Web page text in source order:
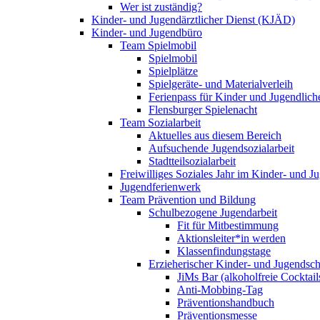
Wer ist zuständig?
Kinder- und Jugendärztlicher Dienst (KJÄD)
Kinder- und Jugendbüro
Team Spielmobil
Spielmobil
Spielplätze
Spielgeräte- und Materialverleih
Ferienpass für Kinder und
Flensburger Spielenacht
Team Sozialarbeit
Aktuelles aus diesem Bereich
Aufsuchende Jugendsozialarbeit
Stadtteilsozialarbeit
Freiwilliges Soziales Jahr im Kinder- und
Jugendferienwerk
Team Prävention und Bildung
Schulbezogene Jugendarbeit
Fit für Mitbestimmung
Aktionsleiter*in werden
Klassenfindungstage
Erzieherischer Kinder- und
JiMs Bar (alkoholfreie
Anti-Mobbing-Tag
Präventionshandbuch
Präventionsmesse